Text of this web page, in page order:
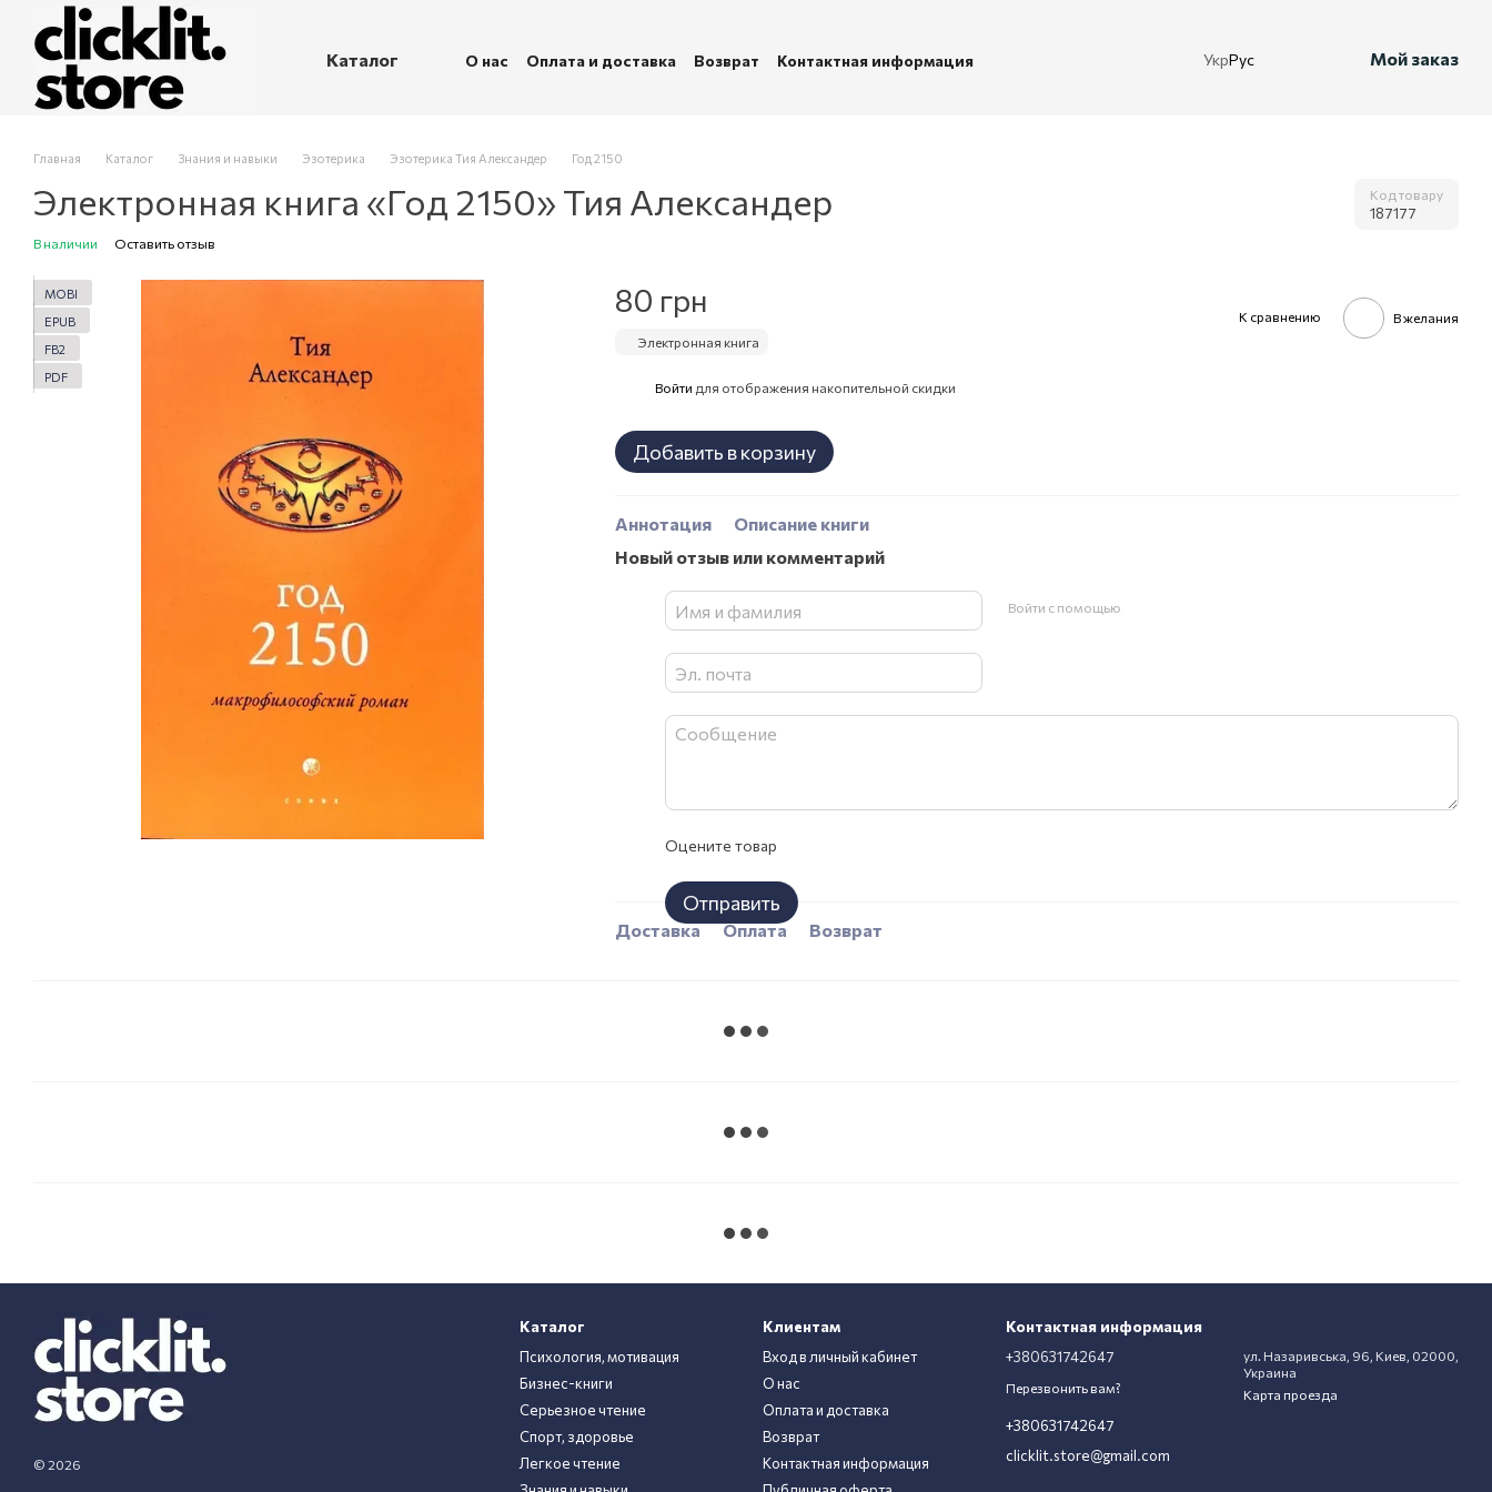
Перейти к основному контенту
Каталог О нас Оплата и доставка Возврат
Контактная информация
УкрРус Мой заказ
Главная Каталог Знания и навыки Эзотерика Эзотерика Тия Александер Год 2150
Электронная книга «Год 2150» Тия Александер Код товару
187177
В наличии Оставить отзыв
MOBI
EPUB
FB2
PDF
80 грн
Электронная книга
К сравнению В желания
Войти для отображения накопительной скидки
Добавить в корзину
Аннотация
Описание книги
Новый отзыв или комментарий
Войти с помощью
Оцените товар
Отправить
Доставка Оплата Возврат
© 2026
Каталог
Психология, мотивация
Бизнес-книги
Серьезное чтение
Спорт, здоровье
Легкое чтение
Клиентам
Вход в личный кабинет
О нас
Оплата и доставка
Возврат
Контактная информация
Контактная информация
+380631742647
Перезвонить вам?
+380631742647
clicklit.store@gmail.com
ул. Назаривська, 96, Киев, 02000,
Украина
Карта проезда